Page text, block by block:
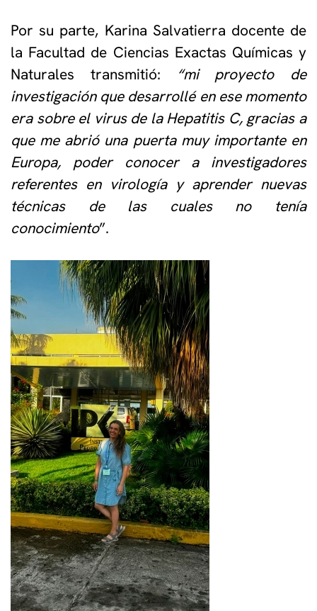
Por su parte, Karina Salvatierra docente de
la Facultad de Ciencias Exactas Químicas y
Naturales transmitió:
“mi proyecto de
investigación que desarrollé en ese momento
era sobre el virus de la Hepatitis C, gracias a
que me abrió una puerta muy importante en
Europa, poder conocer a investigadores
referentes en virología y aprender nuevas
técnicas de las cuales no tenía
conocimiento”.